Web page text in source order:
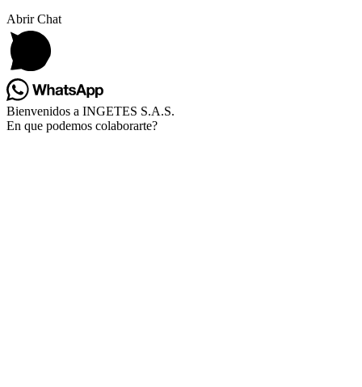
Abrir Chat
Bienvenidos a INGETES S.A.S.
En que podemos colaborarte?